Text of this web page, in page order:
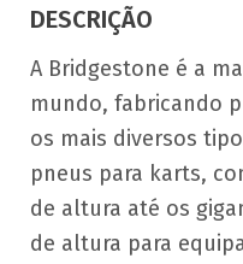
DESCRIÇÃO
A Bridgestone é a
mundo, fabricando
os mais diversos
pneus para karts,
de altura até os
de altura para